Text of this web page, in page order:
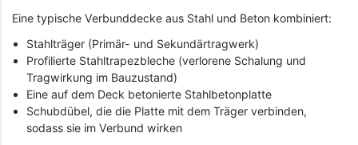
Eine typische Verbunddecke aus Stahl und Beton kombiniert:
Stahlträger (Primär- und Sekundärtragwerk)
Profilierte Stahltrapezbleche (verlorene Schalung und
Tragwirkung im Bauzustand)
Eine auf dem Deck betonierte Stahlbetonplatte
Schubdübel, die die Platte mit dem Träger verbinden,
sodass sie im Verbund wirken